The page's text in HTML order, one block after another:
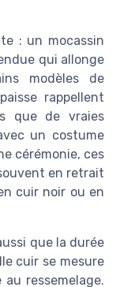
: un mocassin
qui allonge
modèles de
rappellent
que de vraies
un costume
cérémonie, ces
en retrait
cuir noir ou en
que la durée
cuir se mesure
ressemelage.